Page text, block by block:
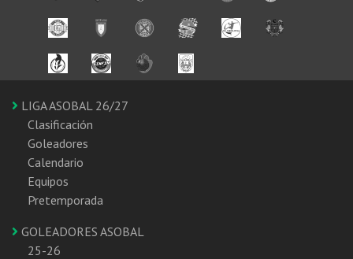
LIGA ASOBAL 26/27
Clasificación
Goleadores
Calendario
Equipos
Pretemporada
GOLEADORES ASOBAL
25-26